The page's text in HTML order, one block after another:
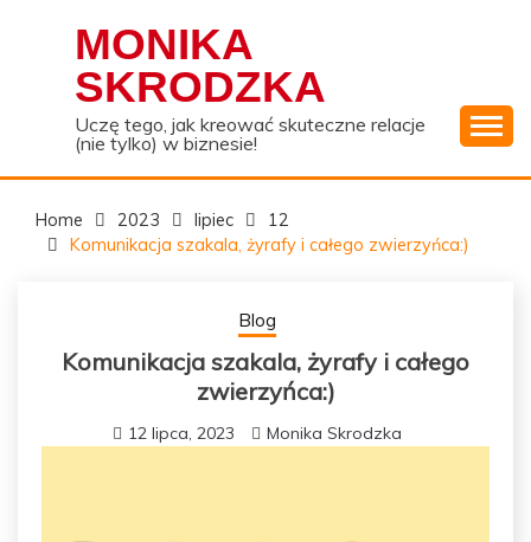
MONIKA
SKRODZKA
Uczę tego, jak kreować skuteczne relacje
(nie tylko) w biznesie!
Home 2023 lipiec
12
Komunikacja szakala, żyrafy i całego zwierzyńca:)
Blog
Komunikacja szakala, żyrafy i całego
zwierzyńca:)
12 lipca, 2023 Monika Skrodzka